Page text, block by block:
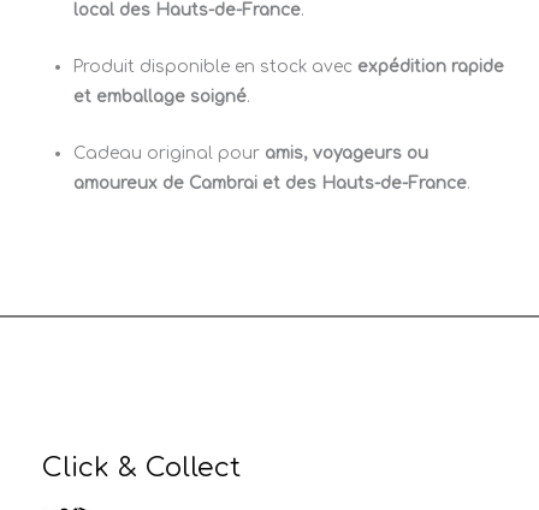
local des Hauts-de-France.
Produit disponible en stock avec expédition rapide
et emballage soigné.
Cadeau original pour amis, voyageurs ou
amoureux de Cambrai et des Hauts-de-France.
Click & Collect